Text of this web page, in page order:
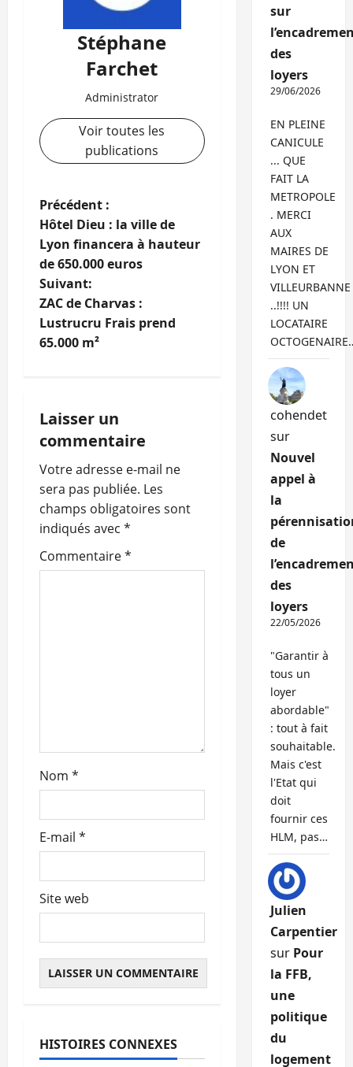
Stéphane
Farchet
Administrator
Voir toutes les
publications
N
a
v
i
g
t
i
o
n
d
’
l
Précédent :
Hôtel Dieu : la ville de
Lyon financera à hauteur
de 650.000 euros
Suivant:
ZAC de Charvas :
Lustrucru Frais prend
65.000 m²
Laisser un
commentaire
Votre adresse e-mail ne
sera pas publiée. Les
champs obligatoires sont
indiqués avec *
Commentaire*
Nom *
E-mail *
Site web
HISTOIRES CONNEXES
L'actualité du neuf
sur
des
loyers
29/06/2026
EN PLEINE
CANICULE
... QUE
FAIT LA
METROPOLE
. MERCI
AUX
MAIRES DE
LYON ET
VILLEURBANNE
..!!!! UN
LOCATAIRE
cohendet
sur
Nouvel
appel à
la
de
des
loyers
22/05/2026
"Garantir à
tous un
loyer
abordable"
: tout à fait
souhaitable.
Mais c'est
l'Etat qui
doit
fournir ces
HLM, pas…
Julien
Carpentier
sur Pour
la FFB,
une
politique
du
logement